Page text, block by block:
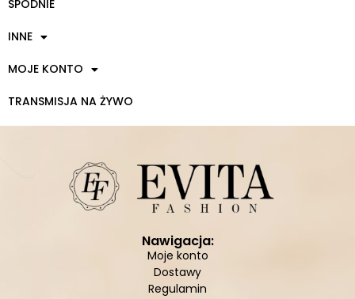
SPODNIE
INNE
MOJE KONTO
TRANSMISJA NA ŻYWO
Nawigacja:
Moje konto
Dostawy
Regulamin